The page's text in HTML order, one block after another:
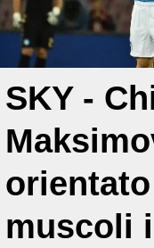
SKY -
muscoli